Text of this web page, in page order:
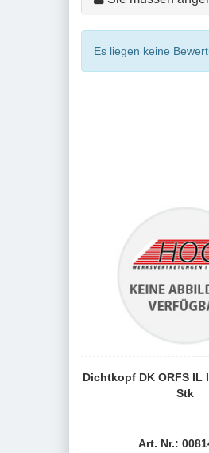
Es liegen keine
Dichtkopf DK ORFS IL
Stk
Art. Nr.: